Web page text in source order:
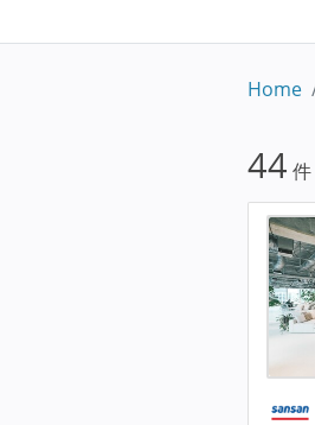
Home
44 件